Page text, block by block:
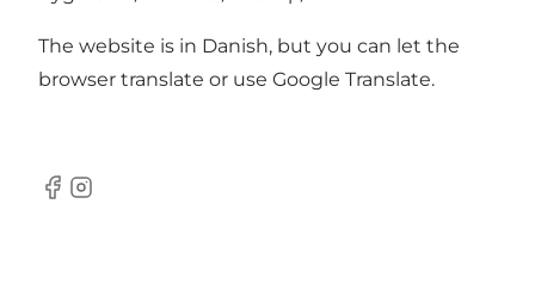
The website is in Danish, but you can let the
browser translate or use Google Translate.
Facebook
Instagram